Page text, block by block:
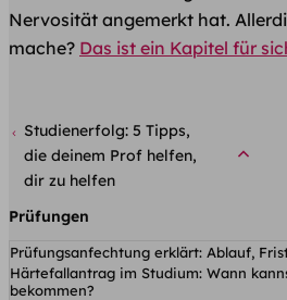
Nervosität angemerkt hat.
mache? Das ist ein Kapitel für
Studienerfolg: 5 Tipps,
die deinem Prof helfen,
dir zu helfen
Prüfungen
Prüfungsanfechtung erklärt: Ablauf,
Härtefallantrag im Studium: Wann
bekommen?